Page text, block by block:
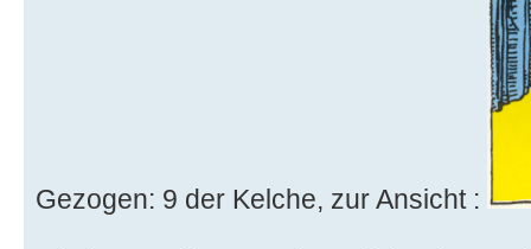
Gezogen: 9 der Kelche, zur Ansicht :